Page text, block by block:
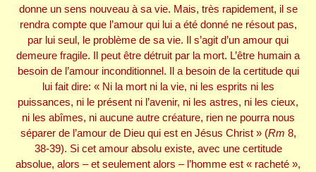
donne un sens nouveau à sa vie. Mais, très rapidement, il se
rendra compte que l’amour qui lui a été donné ne résout pas,
par lui seul, le problème de sa vie. Il s’agit d’un amour qui
demeure fragile. Il peut être détruit par la mort. L’être humain a
besoin de l’amour inconditionnel. Il a besoin de la certitude qui
lui fait dire: « Ni la mort ni la vie, ni les esprits ni les
puissances, ni le présent ni l’avenir, ni les astres, ni les cieux,
ni les abîmes, ni aucune autre créature, rien ne pourra nous
séparer de l’amour de Dieu qui est en Jésus Christ » (Rm 8,
38-39). Si cet amour absolu existe, avec une certitude
absolue, alors – et seulement alors – l’homme est « racheté »,